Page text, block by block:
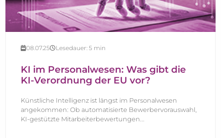
08.07.25 Lesedauer: 5 min
KI im Personalwesen: Was gibt die
KI-Verordnung der EU vor?
Künstliche Intelligenz ist längst im Personalwesen
angekommen: Ob automatisierte Bewerbervorauswahl,
KI-gestützte Mitarbeiterbewertungen...